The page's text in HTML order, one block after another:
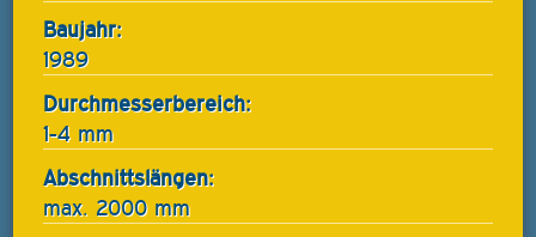
Baujahr:
1989
Durchmesserbereich:
1-4 mm
Abschnittslängen:
max. 2000 mm